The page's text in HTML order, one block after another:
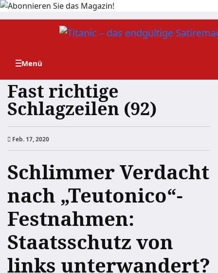
Zum
Fast richtige
Schlagzeilen (92)
Feb. 17, 2020
Schlimmer Verdacht
nach „Teutonico“-
Festnahmen:
Staatsschutz von
links unterwandert?